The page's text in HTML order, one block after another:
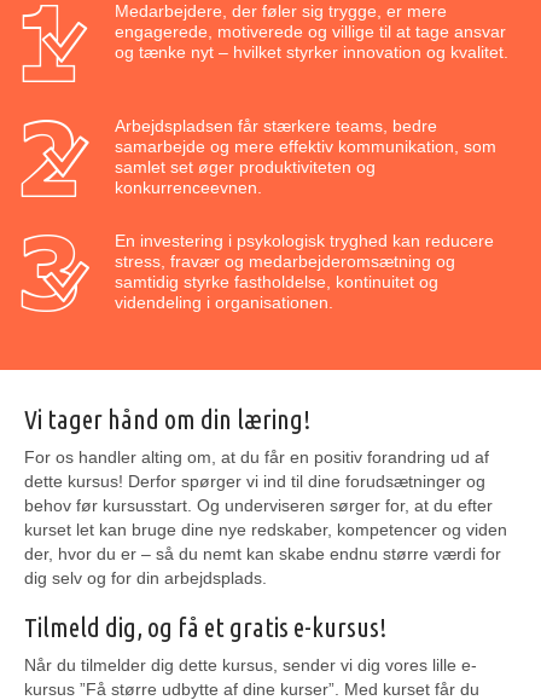
Medarbejdere, der føler sig trygge, er mere
engagerede, motiverede og villige til at tage ansvar
og tænke nyt – hvilket styrker innovation og kvalitet.
Arbejdspladsen får stærkere teams, bedre
samarbejde og mere effektiv kommunikation, som
samlet set øger produktiviteten og
konkurrenceevnen.
En investering i psykologisk tryghed kan reducere
stress, fravær og medarbejderomsætning og
samtidig styrke fastholdelse, kontinuitet og
videndeling i organisationen.
Vi tager hånd om din læring!
For os handler alting om, at du får en positiv forandring ud af
dette kursus! Derfor spørger vi ind til dine forudsætninger og
behov før kursusstart. Og underviseren sørger for, at du efter
kurset let kan bruge dine nye redskaber, kompetencer og viden
der, hvor du er – så du nemt kan skabe endnu større værdi for
dig selv og for din arbejdsplads.
Tilmeld dig, og få et gratis e-kursus!
Når du tilmelder dig dette kursus, sender vi dig vores lille e-
kursus ”Få større udbytte af dine kurser”. Med kurset får du